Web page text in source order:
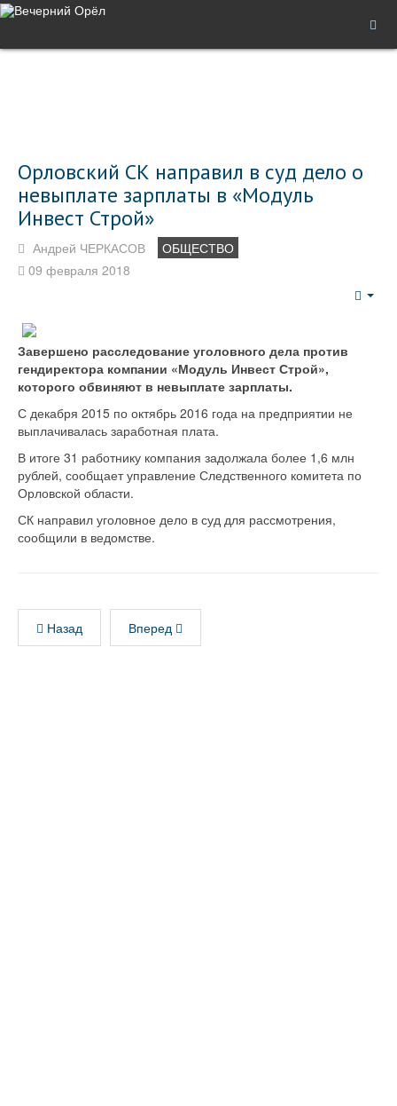
Орловский СК направил в суд дело о
невыплате зарплаты в «Модуль
Инвест Строй»
Андрей ЧЕРКАСОВ
ОБЩЕСТВО
09 февраля 2018
Завершено расследование уголовного дела против
гендиректора компании «Модуль Инвест Строй»,
которого обвиняют в невыплате зарплаты.
С декабря 2015 по октябрь 2016 года на предприятии не
выплачивалась заработная плата.
В итоге 31 работнику компания задолжала более 1,6 млн
рублей, сообщает управление Следственного комитета по
Орловской области.
СК направил уголовное дело в суд для рассмотрения,
сообщили в ведомстве.
Назад Вперед